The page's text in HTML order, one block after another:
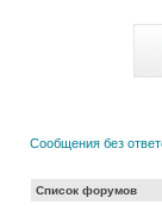
Сообщения без
Список форумов